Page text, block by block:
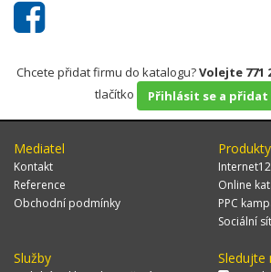
Chcete přidat firmu do katalogu?Volejte 771
tlačítko
Přihlásit se a
Mediatel
Kontakt
Reference
Obchodní podmínky
Produkty
Online
PPC
Sociální
Služby Sledujte